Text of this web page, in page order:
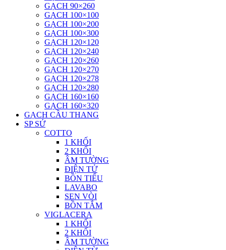
GẠCH 90×260
GẠCH 100×100
GẠCH 100×200
GẠCH 100×300
GẠCH 120×120
GẠCH 120×240
GẠCH 120×260
GẠCH 120×270
GẠCH 120×278
GẠCH 120×280
GẠCH 160×160
GẠCH 160×320
GẠCH CẦU THANG
SP SỨ
COTTO
1 KHỐI
2 KHỐI
ÂM TƯỜNG
ĐIỆN TỬ
BỒN TIỂU
LAVABO
SEN VÒI
BỒN TẮM
VIGLACERA
1 KHỐI
2 KHỐI
ÂM TƯỜNG